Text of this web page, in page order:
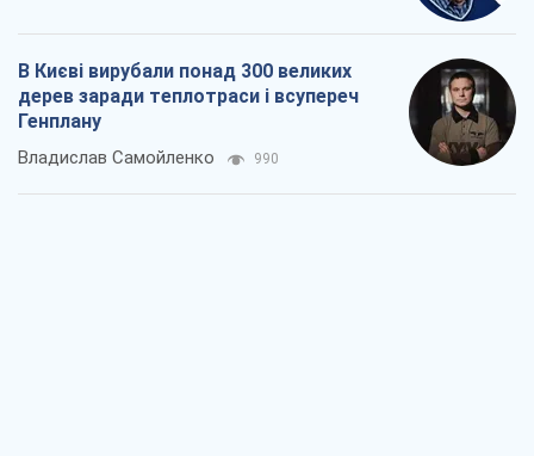
В Києві вирубали понад 300 великих
дерев заради теплотраси і всупереч
Генплану
Владислав Самойленко 990